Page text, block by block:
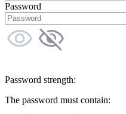
Password
Password strength:
The password must contain: